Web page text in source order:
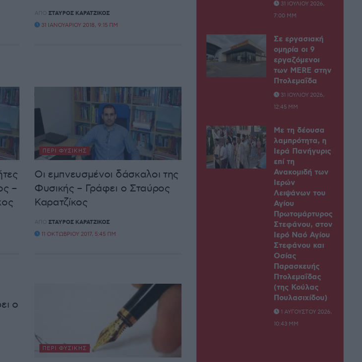
ΑΠΌ ΣΤΑΎΡΟΣ ΚΑΡΑΤΖΊΚΟΣ
31 ΙΑΝΟΥΑΡΊΟΥ 2018, 9:15 ΠΜ
–
ΠΕΡΊ ΦΥΣΙΚΉΣ
Oι εμπνευσμένοι δάσκαλοι της
Φυσικής – Γράφει ο Σταύρος
Καρατζίκος
ΑΠΌ ΣΤΑΎΡΟΣ ΚΑΡΑΤΖΊΚΟΣ
11 ΟΚΤΩΒΡΊΟΥ 2017, 5:45 ΠΜ
ο
ΠΕΡΊ ΦΥΣΙΚΉΣ
31 ΙΟΥΛΊΟΥ 2026,
7:00 ΜΜ
Σε εργασιακή
ομηρία οι 9
εργαζόμενοι
των MERE στην
Πτολεμαΐδα
31 ΙΟΥΛΊΟΥ 2026,
12:45 ΜΜ
Με τη δέουσα
λαμπρότητα, η
Ιερά Πανήγυρις
επί τη
Ανακομιδή των
Ιερών
Λειψάνων του
Αγίου
Πρωτομάρτυρος
Στεφάνου, στον
Ιερό Ναό Αγίου
Στεφάνου και
Οσίας
Παρασκευής
Πτολεμαΐδας
(της Κούλας
Πουλασιχίδου)
1 ΑΥΓΟΎΣΤΟΥ 2026,
10:43 ΜΜ